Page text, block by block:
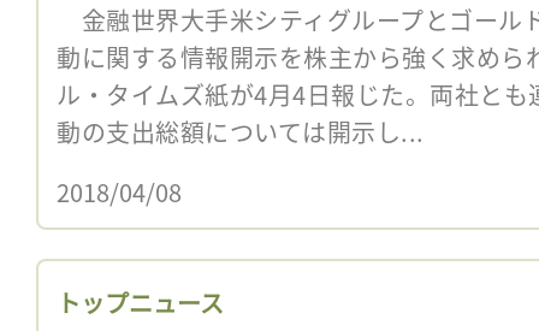
金融世界大手米シティグループとゴール
動に関する情報開示を株主から強く求めら
ル・タイムズ紙が4月4日報じた。両社と
動の支出総額については開示し...
2018/04/08
トップニュース